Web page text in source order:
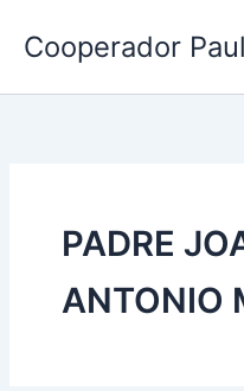
contenido
Cooperador
PADRE
ANTONIO